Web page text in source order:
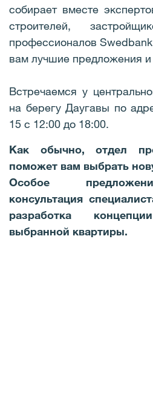
собирает вместе
строителей,
профессионалов
вам лучшие предложения и
Встречаемся у
на берегу Даугавы по
15 с 12:00 до 18:00.
Как обычно, отдел
поможет вам выбрать
Особое
консультация
разработка
выбранной квартиры.